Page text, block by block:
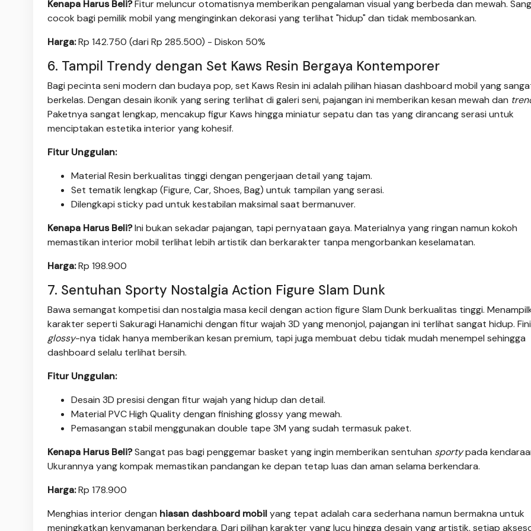
Kenapa Harus Beli?Fitur meluncur otomatisnya memberikan pengalaman visual yang berbeda dan mewah.
cocok bagi pemilik mobil yang menginginkan dekorasi yang terlihat "hidup" dan tidak membosankan.
Harga:Rp 142.750 (dari Rp 285.500) - Diskon 50%
6. Tampil Trendy dengan Set Kaws Resin Bergaya Kontemporer
Bagi pecinta seni modern dan budaya pop, set Kaws Resin ini adalah pilihan hiasan dashboard mobil yang
berkelas. Dengan desain ikonik yang sering terlihat di galeri seni, pajangan ini memberikan kesan mewah dan
Paketnya sangat lengkap, mencakup figur Kaws hingga miniatur sepatu dan tas yang dirancang serasi untuk
menciptakan estetika interior yang kohesif.
Fitur Unggulan:
Material Resin berkualitas tinggi dengan pengerjaan detail yang tajam.
Set tematik lengkap (Figure, Car, Shoes, Bag) untuk tampilan yang serasi.
Dilengkapi sticky pad untuk kestabilan maksimal saat bermanuver.
Kenapa Harus Beli?Ini bukan sekadar pajangan, tapi pernyataan gaya. Materialnya yang ringan namun kokoh
memastikan interior mobil terlihat lebih artistik dan berkarakter tanpa mengorbankan keselamatan.
Harga:Rp 198.900
7. Sentuhan Sporty Nostalgia Action Figure Slam Dunk
Bawa semangat kompetisi dan nostalgia masa kecil dengan action figure Slam Dunk berkualitas tinggi.
karakter seperti Sakuragi Hanamichi dengan fitur wajah 3D yang menonjol, pajangan ini terlihat sangat hidup.
glossy-nya tidak hanya memberikan kesan premium, tapi juga membuat debu tidak mudah menempel sehingga
dashboard selalu terlihat bersih.
Fitur Unggulan:
Desain 3D presisi dengan fitur wajah yang hidup dan detail.
Material PVC High Quality dengan finishing glossy yang mewah.
Pemasangan stabil menggunakan double tape 3M yang sudah termasuk paket.
Kenapa Harus Beli?Sangat pas bagi penggemar basket yang ingin memberikan sentuhan sportypada
Ukurannya yang kompak memastikan pandangan ke depan tetap luas dan aman selama berkendara.
Harga:Rp 178.900
Menghias interior dengan hiasan dashboard mobilyang tepat adalah cara sederhana namun bermakna untuk
meningkatkan kenyamanan berkendara. Dari pilihan karakter yang lucu hingga desain yang artistik, setiap